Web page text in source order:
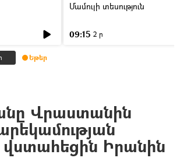
Մամուլի տեսություն
09:15 2 ր
Եթեր
Վրաստանին
վստահեցին Իրանին